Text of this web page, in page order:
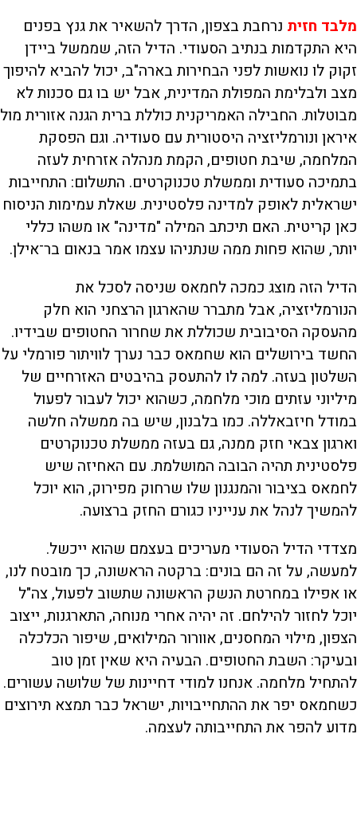
מלבד חזית נרחבת בצפון, הדרך להשאיר את גנץ בפנים
היא התקדמות בנתיב הסעודי. הדיל הזה, שממשל ביידן
זקוק לו נואשות לפני הבחירות בארה"ב, יכול להביא להיפוך
מצב ולבלימת המפולת המדינית, אבל יש בו גם סכנות לא
מבוטלות. החבילה האמריקנית כוללת ברית הגנה אזורית מול
איראן ונורמליזציה היסטורית עם סעודיה. וגם הפסקת
המלחמה, שיבת חטופים, הקמת מנהלה אזרחית לעזה
בתמיכה סעודית וממשלת טכנוקרטים. התשלום: התחייבות
ישראלית לאופק למדינה פלסטינית. שאלת עמימות הניסוח
כאן קריטית. האם תיכתב המילה "מדינה" או משהו כללי
יותר, שהוא פחות ממה שנתניהו עצמו אמר בנאום בר־אילן.
הדיל הזה מוצג כמכה לחמאס שניסה לסכל את
הנורמליזציה, אבל מתברר שהארגון הרצחני הוא חלק
מהעסקה הסיבובית שכוללת את שחרור החטופים שבידיו.
החשד בירושלים הוא שחמאס כבר נערך לוויתור פורמלי על
השלטון בעזה. למה לו להתעסק בהיבטים האזרחיים של
מיליוני עזתים מוכי מלחמה, כשהוא יכול לעבור לפעול
במודל חיזבאללה. כמו בלבנון, שיש בה ממשלה חלשה
וארגון צבאי חזק ממנה, גם בעזה ממשלת טכנוקרטים
פלסטינית תהיה הבובה המושלמת. עם האחיזה שיש
לחמאס בציבור והמנגנון שלו שרחוק מפירוק, הוא יוכל
להמשיך לנהל את ענייניו כגורם החזק ברצועה.
מצדדי הדיל הסעודי מעריכים בעצמם שהוא ייכשל.
למעשה, על זה הם בונים: ברקטה הראשונה, כך מובטח לנו,
או אפילו במחרטת הנשק הראשונה שתשוב לפעול, צה"ל
יוכל לחזור להילחם. זה יהיה אחרי מנוחה, התארגנות, ייצוב
הצפון, מילוי המחסנים, אוורור המילואים, שיפור הכלכלה
ובעיקר: השבת החטופים. הבעיה היא שאין זמן טוב
להתחיל מלחמה. אנחנו למודי דחיינות של שלושה עשורים.
כשחמאס יפר את ההתחייבויות, ישראל כבר תמצא תירוצים
מדוע להפר את התחייבותה לעצמה.